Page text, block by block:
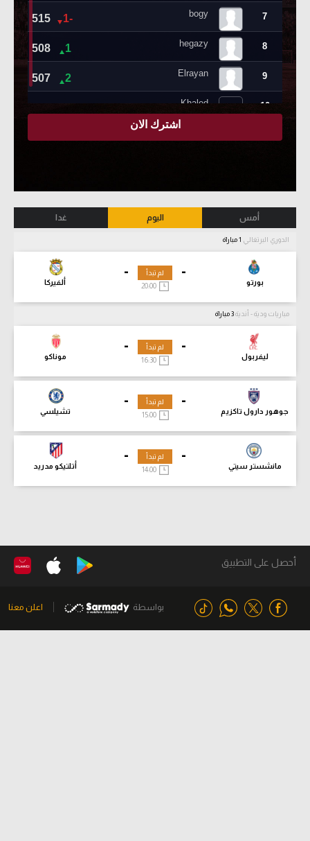
أمس اليوم غدا
الدوري البرتغالي
-
بورتو
-
ألفيركا
لم تبدأ
مباريات ودية - أندية
-
ليفربول
-
موناكو
لم تبدأ
-
جوهور دارول تاكزيم
-
تشيلسي
لم تبدأ
15:00
-
مانشستر سيتي
-
أتلتيكو مدريد
لم تبدأ
14:00
أحصل على التطبيق
بواسطة اعلن معنا